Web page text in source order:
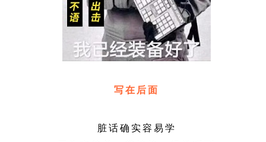
写在后面
脏话确实容易学